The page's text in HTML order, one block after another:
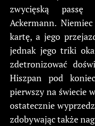
zwycięską passę
Ackermann.
kartę, a jego
jednak jego triki
zdetronizować
Hiszpan pod
pierwszy na świecie
ostatecznie
zdobywając także